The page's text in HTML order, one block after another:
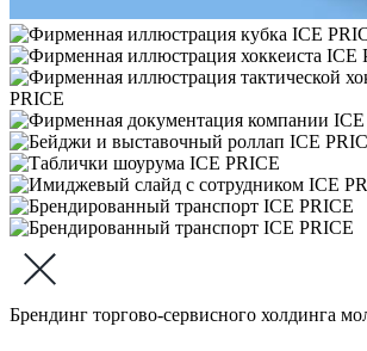
Брендинг торгово-сервисного холдинга